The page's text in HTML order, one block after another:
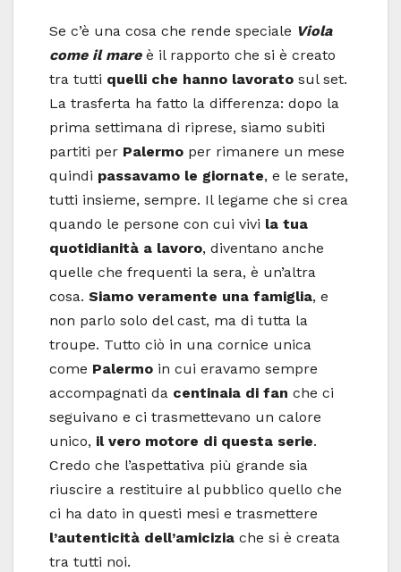
Se c’è una cosa che rende speciale Viola
come il mareè il rapporto che si è creato
tra tutti quelli che hanno lavorato sul set.
La trasferta ha fatto la differenza: dopo la
prima settimana di riprese, siamo subiti
partiti per Palermo per rimanere un mese
quindi passavamo le giornate, e le serate,
tutti insieme, sempre. Il legame che si crea
quando le persone con cui vivi la tua
quotidianità a lavoro, diventano anche
quelle che frequenti la sera, è un’altra
cosa. Siamo veramente una famiglia, e
non parlo solo del cast, ma di tutta la
troupe. Tutto ciò in una cornice unica
come Palermo in cui eravamo sempre
accompagnati da centinaia di fan che ci
seguivano e ci trasmettevano un calore
unico, il vero motore di questa serie.
Credo che l’aspettativa più grande sia
riuscire a restituire al pubblico quello che
ci ha dato in questi mesi e trasmettere
l’autenticità dell’amicizia che si è creata
tra tutti noi.